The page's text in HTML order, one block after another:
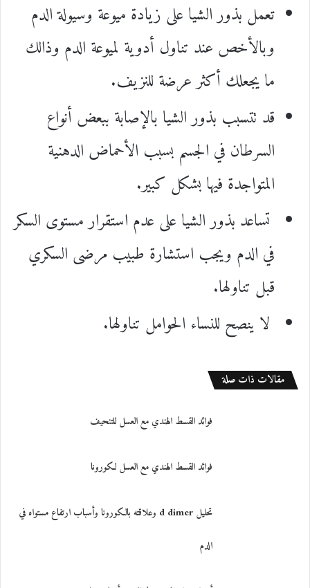
تعمل بذور الشيا على زيادة ميوعة وسيولة الدم
وبالأخص عند تناول أدوية لميوعة الدم وذالك
ما يجعلك أكثر عرضة للنزيف.
قد تتسبب بذور الشيا بالإصابة ببعض أنواع
السرطان في الجسم بسبب الأحماض الدهنية
المتواجدة فيها بشكل كبير.
تساعد بذور الشيا على عدم استقرار مستوى السكر
في الدم ويجب استشارة طبيب مرضى السكري
قبل تناولها.
لا ينصح للنساء الحوامل تناولها.
مقالات ذات صلة
فوائد القسط الهندي مع العسل للتنحيف
فوائد القسط الهندي مع العسل لكورونا
تحليل d dimer وعلاقته بالكورونا وأسباب ارتفاع مستواه في
الدم